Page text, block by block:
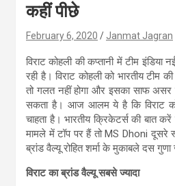
कहीं पीछे
February 6, 2020 Janmat Jagran
विराट कोहली की कप्तानी में टीम इंडिया
रही है। विराट कोहली को भारतीय टीम
तो गलत नहीं होगा और इसका साफ असर
सकता है। आज आलम ये है कि विराट
चाहता है। भारतीय क्रिकेटर्स की बात करें
मामले में टॉप पर हैं तो MS Dhoni दूसरे
ब्रांड वैल्‍यू रोहित शर्मा के मुकाबले दस गुणा
विराट का ब्रांड वैल्यू सबसे ज्यादा